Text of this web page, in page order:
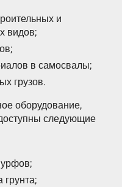
и
видов;
в самосвалы;
грузов.
оборудование,
доступны следующие
грунта;